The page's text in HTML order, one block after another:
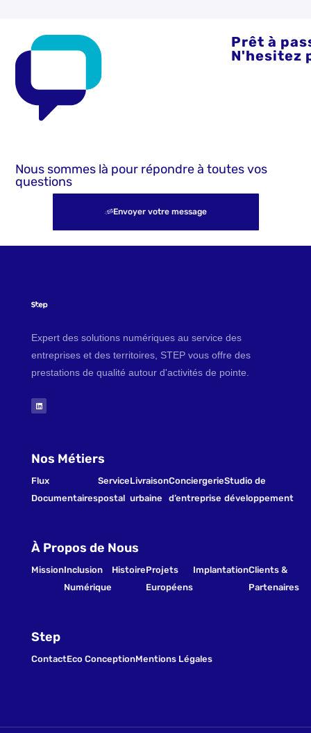
Prêt à
N'hesitez
Nous sommes là pour répondre à toutes vos
questions
Envoyer votre message
Expert des solutions numériques au service des
entreprises et des territoires, STEP vous offre des
prestations de qualité autour d'activités de pointe.
Nos Métiers
Flux
Documentaires
Service
postal
Livraison
urbaine
Conciergerie
d’entreprise
Studio de
développement
À Propos de Nous
MissionInclusion
Numérique
HistoireProjets
Européens
ImplantationClients &
Partenaires
Step
ContactEco ConceptionMentions Légales